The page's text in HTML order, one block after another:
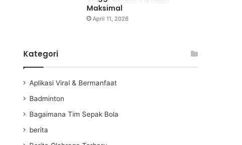
Maksimal
April 11, 2026
Kategori
Aplikasi Viral & Bermanfaat
Badminton
Bagaimana Tim Sepak Bola
berita